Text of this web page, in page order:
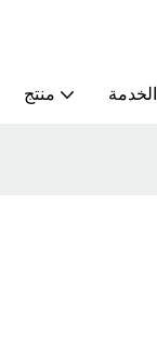
منتج الخدمة